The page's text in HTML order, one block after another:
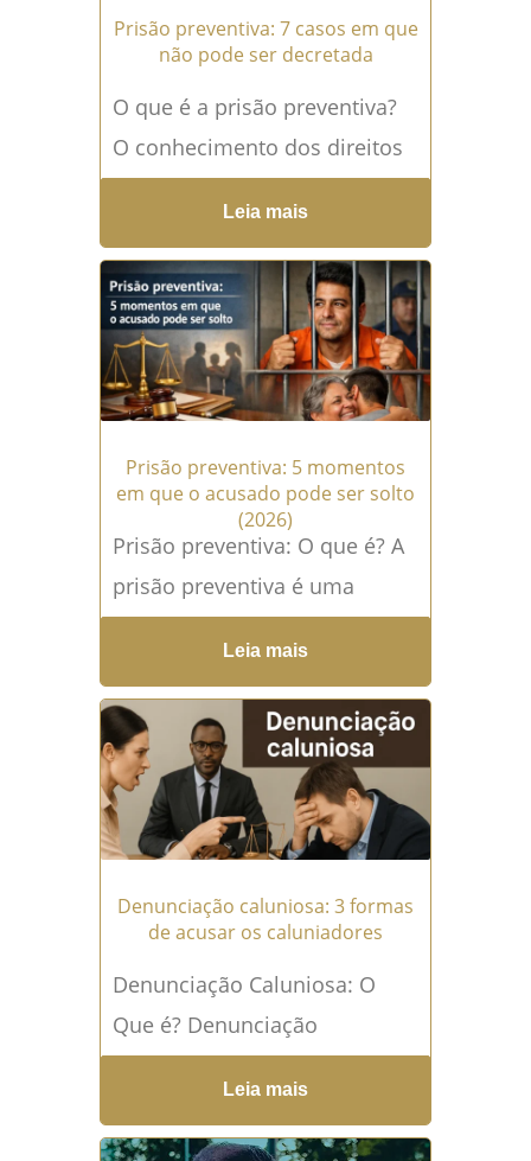
Prisão preventiva: 7 casos em que
não pode ser decretada
O que é a prisão preventiva?
O conhecimento dos direitos
básicos em caso de prisão
preventiva pode identificar se
você está sendo...Leia mais
→
Leia mais
Prisão preventiva: 5 momentos
em que o acusado pode ser solto
(2026)
Prisão preventiva: O que é? A
prisão preventiva é uma
medida cautelar decretada
pelo juiz, baseada em indícios
da materialidade do...Leia
mais →
Leia mais
Denunciação caluniosa: 3 formas
de acusar os caluniadores
Denunciação Caluniosa: O
Que é? Denunciação
caluniosa é o ato de acusar
alguém falsamente de um
crime, levando à instauração
Leia mais